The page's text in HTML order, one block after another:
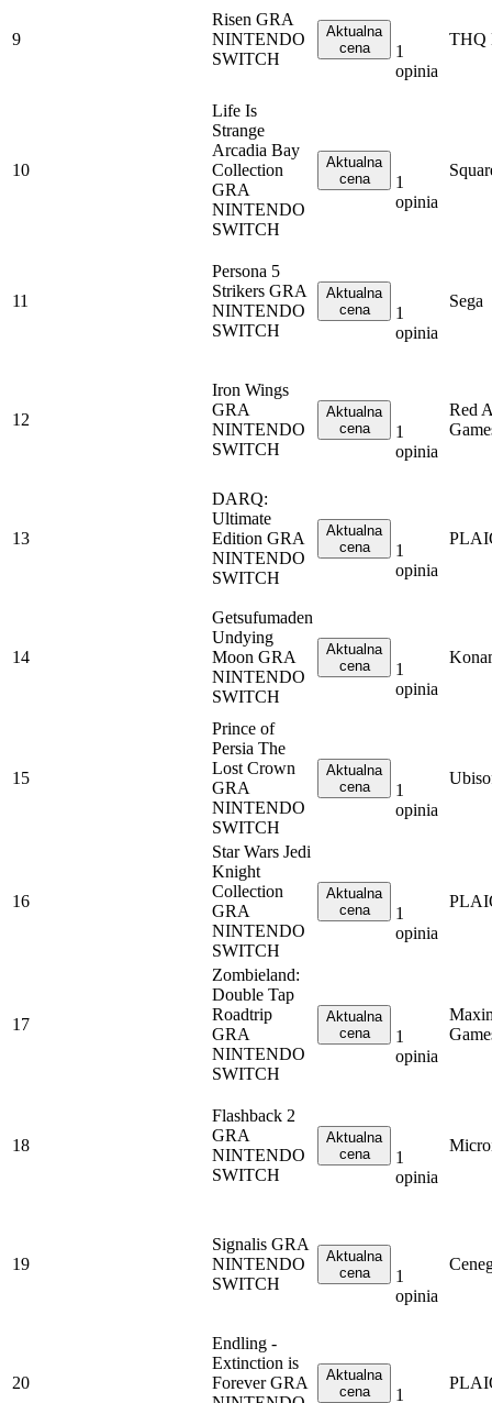
9
Risen GRA
NINTENDO
SWITCH
Aktualna
cena
1
opinia
THQ
10
Life Is
Strange
Arcadia Bay
Collection
GRA
NINTENDO
SWITCH
Aktualna
cena
1
opinia
11
Persona 5
Strikers GRA
NINTENDO
SWITCH
Aktualna
cena
1
opinia
Sega
12
Iron Wings
GRA
NINTENDO
SWITCH
Aktualna
cena
1
opinia
Red
13
DARQ:
Ultimate
Edition GRA
NINTENDO
SWITCH
Aktualna
cena
1
opinia
14
Getsufumaden
Undying
Moon GRA
NINTENDO
SWITCH
Aktualna
cena
1
opinia
15
Prince of
Persia The
Lost Crown
GRA
NINTENDO
SWITCH
Aktualna
cena
1
opinia
16
Star Wars Jedi
Knight
Collection
GRA
NINTENDO
SWITCH
Aktualna
cena
1
opinia
17
Zombieland:
Double Tap
Roadtrip
GRA
NINTENDO
SWITCH
Aktualna
cena
1
opinia
18
Flashback 2
GRA
NINTENDO
SWITCH
Aktualna
cena
1
opinia
19
Signalis GRA
NINTENDO
SWITCH
Aktualna
cena
1
opinia
20
Endling -
Extinction is
Forever GRA
Aktualna
cena
1